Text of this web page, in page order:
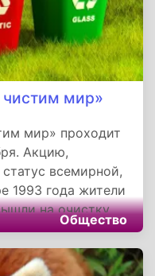
мир»
мир» проходит
Акцию,
всемирной,
1993 года жители
на очистку
к акции
и на
уже
Общество